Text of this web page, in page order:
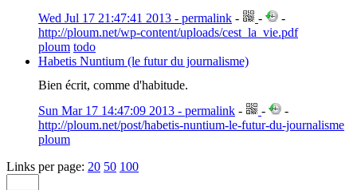
Wed Jul 17 21:47:41 2013 - permalink - -
-
http://ploum.net/wp-content/uploads/cest_la_vie.pdf
ploum todo
Habetis Nuntium (le futur du journalisme)
Bien écrit, comme d'habitude.
Sun Mar 17 14:47:09 2013 - permalink - -
-
http://ploum.net/post/habetis-nuntium-le-futur-du-journalisme
ploum
Links per page: 20 50 100